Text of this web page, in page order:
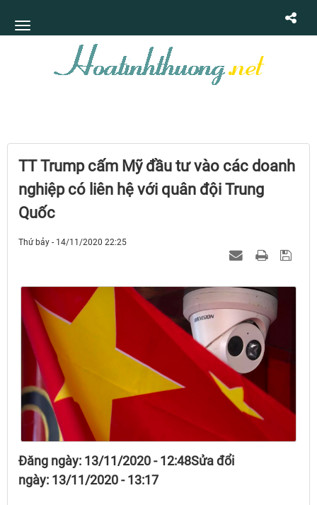
TT Trump cấm Mỹ đầu tư vào các doanh
nghiệp có liên hệ với quân đội Trung
Quốc
Thứ bảy - 14/11/2020 22:25
Đăng ngày: 13/11/2020 - 12:48Sửa đổi
ngày: 13/11/2020 - 13:17